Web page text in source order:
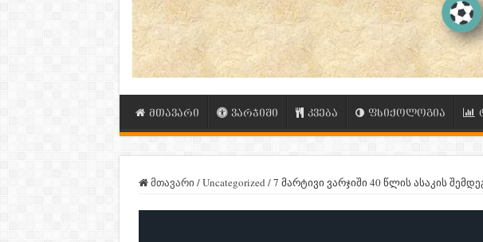
მთავარი ვარჯიში კვება ფსიქოლოგია
მთავარი /Uncategorized /7 მარტივი ვარჯიში 40 წლის ასაკის